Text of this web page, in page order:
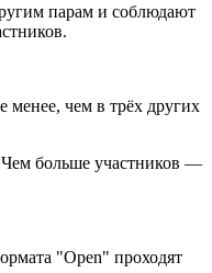
парам и соблюдают
менее, чем в трёх других
Чем больше участников —
"Open" проходят